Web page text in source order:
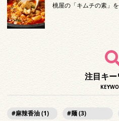
桃屋の「キムチの素」
注目キ
麻辣香油 (1) 麺 (3)